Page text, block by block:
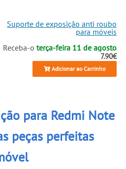
Suporte de exposição anti roubo
para móveis
Receba-oterça-feira 11 de agosto
7.90€
Adicionar ao Carrinho
para Redmi Note
peças perfeitas